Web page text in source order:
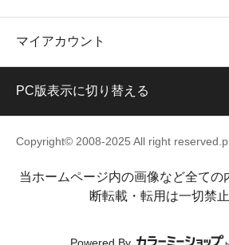
マイアカウント
PC版表示に切り替える
Copyright© 2008-2025 All right
当ホームページ内の画像など全ての
断転載・転用は一切禁止